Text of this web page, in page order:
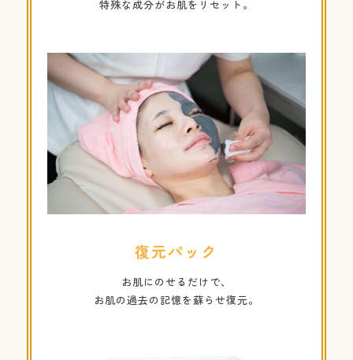
特殊な成分がお肌をリセット。
復元パック
お肌にのせるだけで、
お肌の過去の記憶を蘇らせ復元。